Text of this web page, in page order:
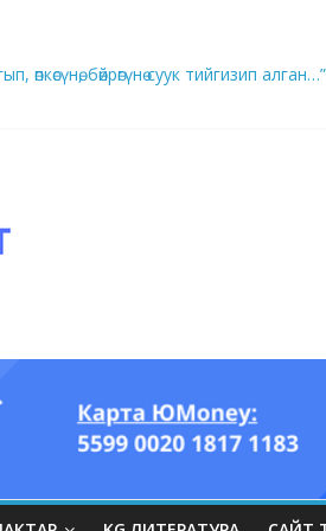
өпкөсүнө, бөйрөгүнө суук
он үч акындын котормосунда